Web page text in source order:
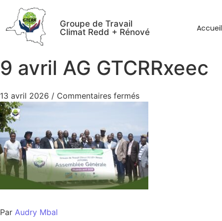
Groupe de Travail
Climat Redd + Rénové
Accueil
9 avril AG GTCRRxeec
13 avril 2026 / Commentaires fermés
Par Audry Mbal